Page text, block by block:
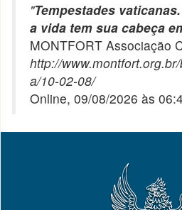
"Tempestades
a vida tem sua cabeça
MONTFORT Associação
http://
a/10-02-08/
Online, 09/08/2026 às